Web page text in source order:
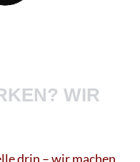
WIR
drin – wir machen